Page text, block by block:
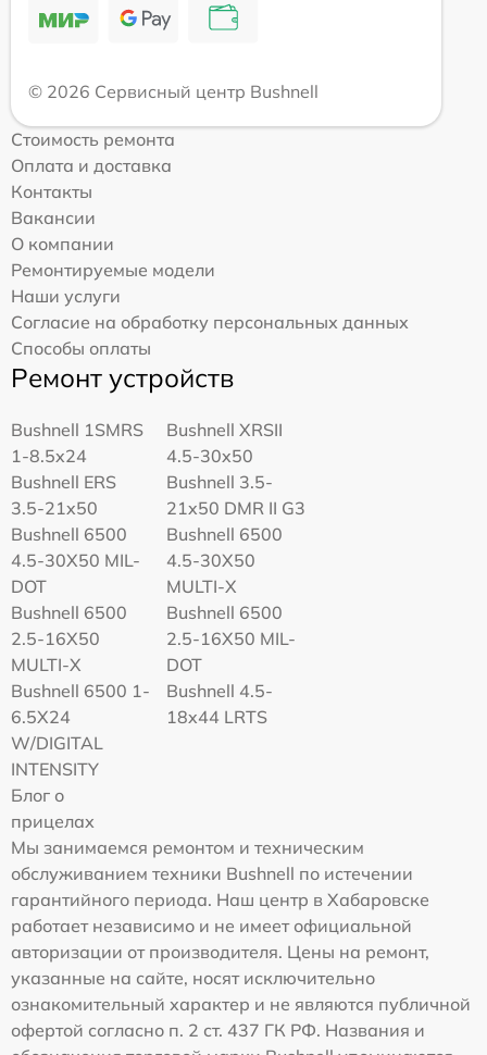
© 2026 Сервисный центр Bushnell
Стоимость ремонта
Оплата и доставка
Контакты
Вакансии
О компании
Ремонтируемые модели
Наши услуги
Согласие на обработку персональных данных
Способы оплаты
Ремонт устройств
Bushnell 1SMRS
1-8.5x24
Bushnell XRSII
4.5-30x50
Bushnell ERS
3.5-21x50
Bushnell 3.5-
21x50 DMR II G3
Bushnell 6500
4.5-30X50 MIL-
DOT
Bushnell 6500
4.5-30X50
MULTI-X
Bushnell 6500
2.5-16X50
MULTI-X
Bushnell 6500
2.5-16X50 MIL-
DOT
Bushnell 6500 1-
6.5X24
W/DIGITAL
INTENSITY
Bushnell 4.5-
18x44 LRTS
Блог о
прицелах
Мы занимаемся ремонтом и техническим
обслуживанием техники Bushnell по истечении
гарантийного периода. Наш центр в Хабаровске
работает независимо и не имеет официальной
авторизации от производителя. Цены на ремонт,
указанные на сайте, носят исключительно
ознакомительный характер и не являются публичной
офертой согласно п. 2 ст. 437 ГК РФ. Названия и